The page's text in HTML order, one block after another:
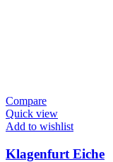
Compare
Quick view
Add to wishlist
Klagenfurt Eiche